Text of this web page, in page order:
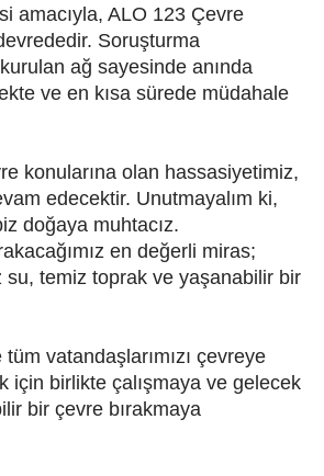
amacıyla, ALO 123 Çevre
Soruşturma
ağ sayesinde anında
ve en kısa sürede müdahale
konularına olan hassasiyetimiz,
edecektir. Unutmayalım ki,
doğaya muhtacız.
en değerli miras;
su, temiz toprak ve yaşanabilir bir
vatandaşlarımızı çevreye
için birlikte çalışmaya ve gelecek
bir çevre bırakmaya